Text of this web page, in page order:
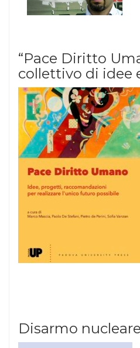
“Pace Diritto
collettivo di idee
Disarmo